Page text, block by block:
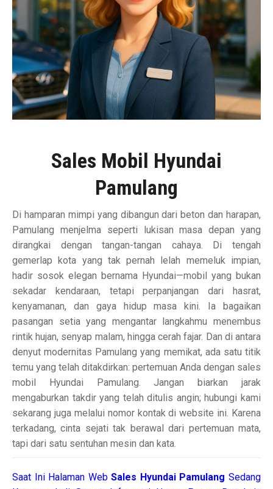
Sales Mobil Hyundai
Pamulang
Di hamparan mimpi yang dibangun dari beton dan harapan,
Pamulang menjelma seperti lukisan masa depan yang
dirangkai dengan tangan-tangan cahaya. Di tengah
gemerlap kota yang tak pernah lelah memeluk impian,
hadir sosok elegan bernama Hyundai—mobil yang bukan
sekadar kendaraan, tetapi perpanjangan dari hasrat,
kenyamanan, dan gaya hidup masa kini. Ia bagaikan
pasangan setia yang mengantar langkahmu menembus
rintik hujan, senyap malam, hingga cerah fajar. Dan di antara
denyut modernitas Pamulang yang memikat, ada satu titik
temu yang telah ditakdirkan: pertemuan Anda dengan sales
mobil Hyundai Pamulang. Jangan biarkan jarak
mengaburkan takdir yang telah ditulis angin; hubungi kami
sekarang juga melalui nomor kontak di website ini. Karena
terkadang, cinta sejati tak berawal dari pertemuan mata,
tapi dari satu sentuhan mesin dan kata.
Saat Ini Halaman WebSales Hyundai PamulangSedang